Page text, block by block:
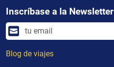
Inscríbase a la Newsletter
Blog de viajes